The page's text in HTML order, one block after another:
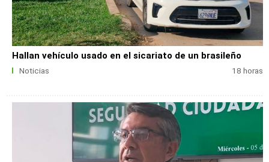
Hallan vehículo usado en el sicariato de un brasileño
Noticias 18 horas